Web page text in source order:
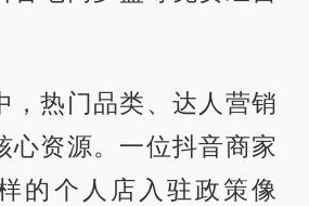
，热门品类、达人营销
心资源。一位抖音商家
的个人店入驻政策像